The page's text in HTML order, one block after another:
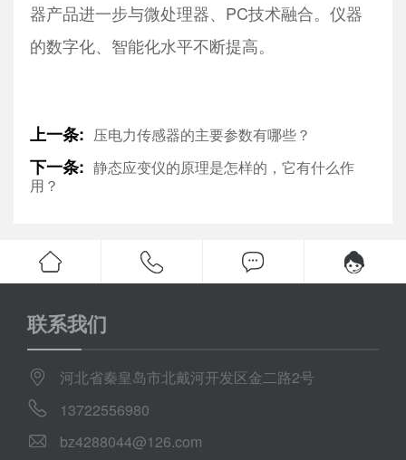
器产品进一步与微处理器、PC技术融合。仪器
的数字化、智能化水平不断提高。
上一条: 压电力传感器的主要参数有哪些？
下一条: 静态应变仪的原理是怎样的，它有什么作
用？
联系我们
河北省秦皇岛市北戴河开发区金二路2号
13722556980
bz4288044@126.com